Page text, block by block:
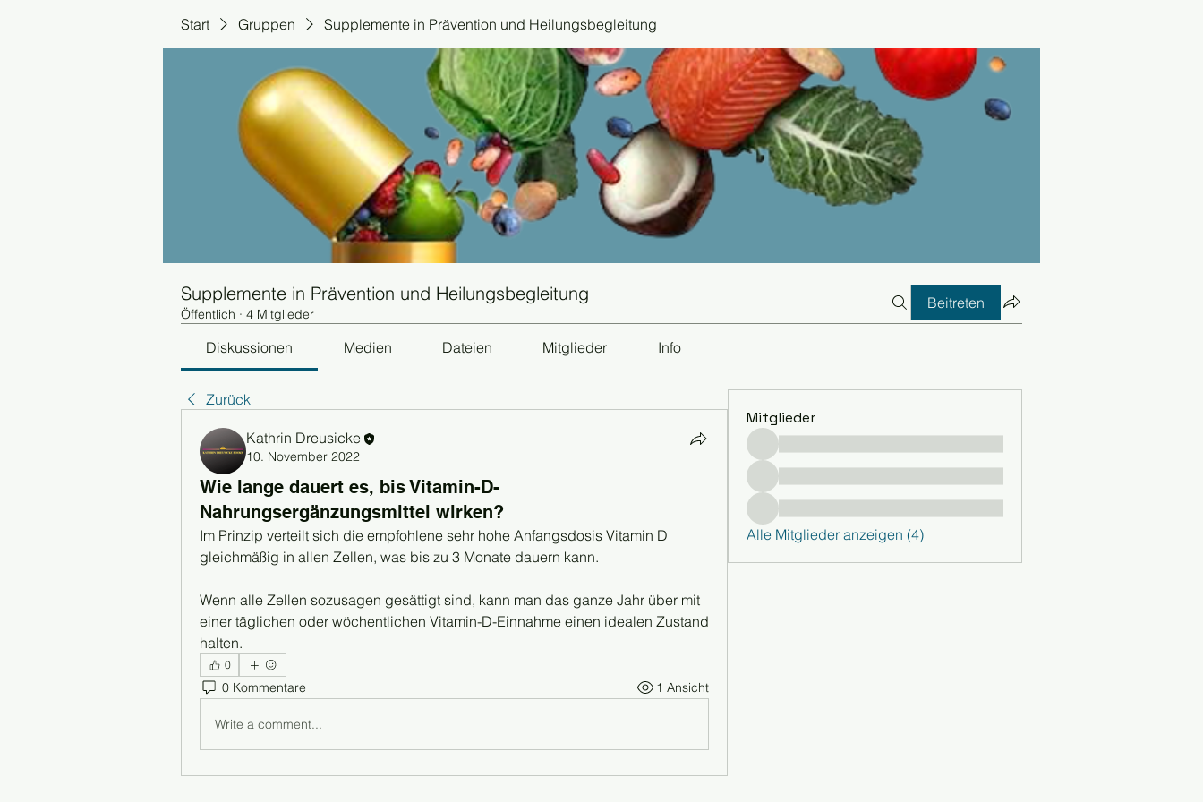
Start Gruppen Supplemente in Prävention und Heilungsbegleitung
Supplemente in Prävention und Heilungsbegleitung
Öffentlich · 4 Mitglieder
Beitreten
Diskussionen Medien Dateien Mitglieder Info
Zurück
Kathrin Dreusicke
10. November 2022
Wie lange dauert es, bis Vitamin-D-
Nahrungsergänzungsmittel wirken?
Im Prinzip verteilt sich die empfohlene sehr hohe Anfangsdosis Vitamin D
gleichmäßig in allen Zellen, was bis zu 3 Monate dauern kann.
Wenn alle Zellen sozusagen gesättigt sind, kann man das ganze Jahr über mit
einer täglichen oder wöchentlichen Vitamin-D-Einnahme einen idealen Zustand
halten.
0
0 Kommentare 1 Ansicht
Write a comment...
Mitglieder
Alle Mitglieder anzeigen (4)